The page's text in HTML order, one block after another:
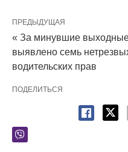
ПРЕДЫДУЩАЯ
« За минувшие
выявлено семь
водительских прав
ПОДЕЛИТЬСЯ